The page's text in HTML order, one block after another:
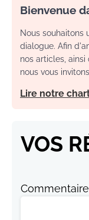
Bienvenue
Nous souhaitons
dialogue. Afin
nos articles,
nous vous
Lire notre
VOS
Commentaire